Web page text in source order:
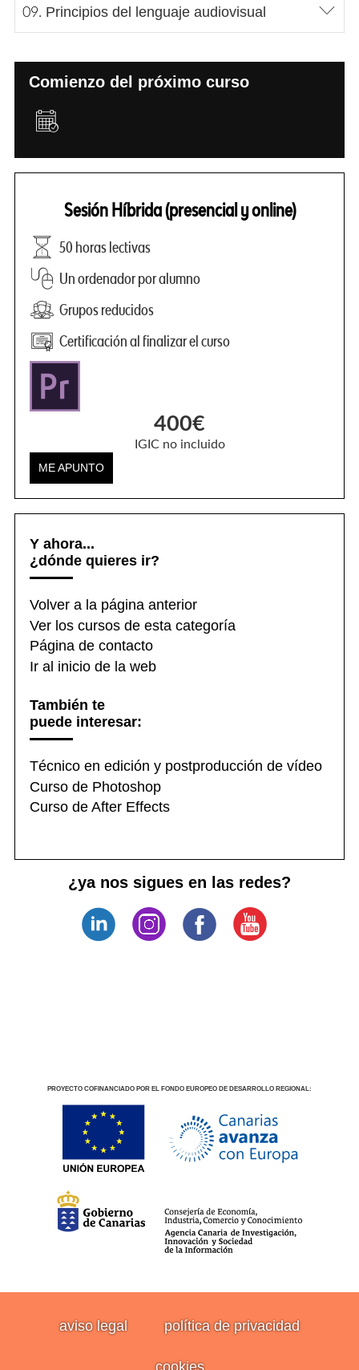
Sesión Híbrida (presencial y online)
50 horas lectivas
Un ordenador por alumno
Grupos reducidos
Certificación al finalizar el curso
400€
IGIC no incluido
ME APUNTO
Comienzo del próximo curso
Principios del lenguaje audiovisual
Y ahora...
¿dónde quieres ir?
Volver a la página anterior
Ver los cursos de esta categoría
Página de contacto
Ir al inicio de la web
También te
puede interesar:
Técnico en edición y postproducción de vídeo
Curso de Photoshop
Curso de After Effects
¿ya nos sigues en las redes?
PROYECTO COFINANCIADO POR EL FONDO EUROPEO DE DESARROLLO REGIONAL:
aviso legal política de privacidad
cookies